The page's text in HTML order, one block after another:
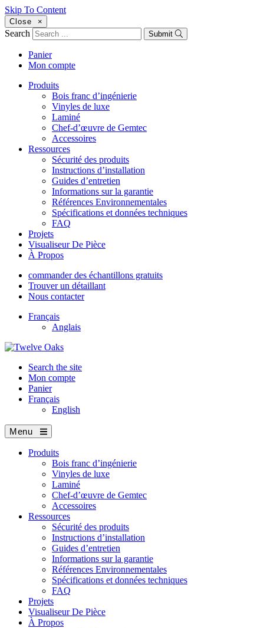
Skip To Content
Close ×
Search Submit
Panier
Mon compte
Produits
Bois franc d’ingénierie
Vinyles de luxe
Laminé
Chef-d’œuvre de Gemtec
Accessoires
Ressources
Sécurité des produits
Instructions d’installation
Guides d’entretien
Informations sur la garantie
Références Environnementales
Spécifications et données techniques
FAQ
Projets
Visualiseur De Pièce
À Propos
commander des échantillons gratuits
Trouver un détaillant
Nous contacter
Français
Anglais
Search the site
Mon compte
Panier
Français
English
Menu
Produits
Bois franc d’ingénierie
Vinyles de luxe
Laminé
Chef-d’œuvre de Gemtec
Accessoires
Ressources
Sécurité des produits
Instructions d’installation
Guides d’entretien
Informations sur la garantie
Références Environnementales
Spécifications et données techniques
FAQ
Projets
Visualiseur De Pièce
À Propos